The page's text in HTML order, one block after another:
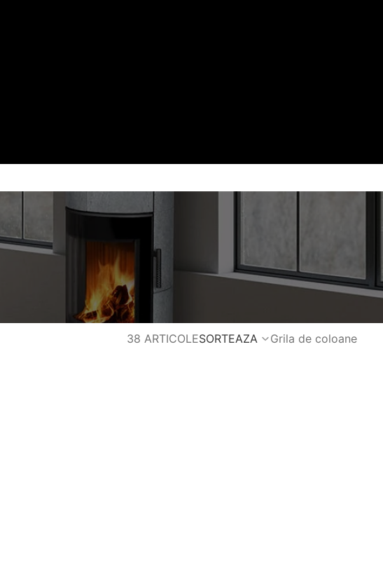
CONTINUA CU
si o elibereaza
38 ARTICOLESORTEAZA Grila de coloane